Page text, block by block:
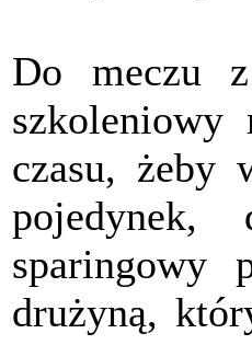
Do meczu
szkoleniowy
czasu, żeby
pojedynek,
sparingowy
drużyną,